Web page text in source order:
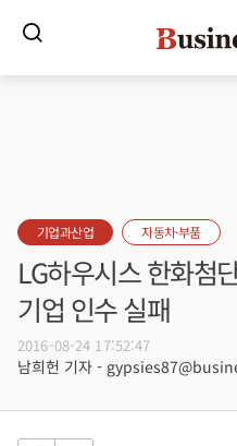
기업과산업 자동차·부품
LG하우시스 한화첨
기업 인수 실패
2016-08-24 17:52:47
남희헌 기자 -